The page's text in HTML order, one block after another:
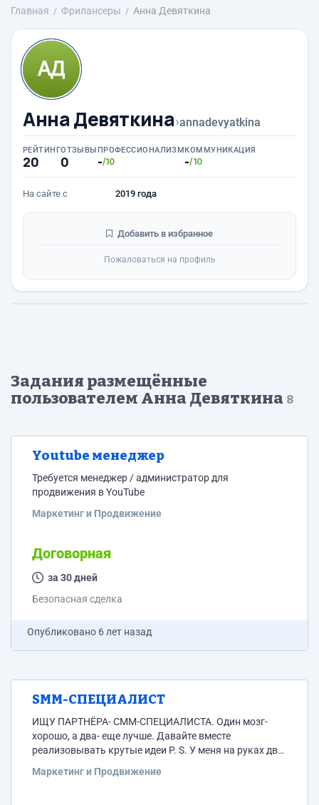
Главная Фрилансеры Анна Девяткина
Анна Девяткина›annadevyatkina
РЕЙТИНГ
20
ОТЗЫВЫ
0
ПРОФЕССИОНАЛИЗМ
-/10
КОММУНИКАЦИЯ
-/10
На сайте с 2019 года
Добавить в избранное
Пожаловаться на профиль
Задания размещённые
пользователем Анна Девяткина 8
Youtube менеджер
Требуется менеджер / администратор для
продвижения в YouTube
Маркетинг и Продвижение
Договорная
за 30 дней
Безопасная сделка
Опубликовано 6 лет назад
SMM-СПЕЦИАЛИСТ
ИЩУ ПАРТНЁРА- СММ-СПЕЦИАЛИСТА. Один мозг-
хорошо, а два- еще лучше. Давайте вместе
реализовывать крутые идеи P. S. У меня на руках два
то да должен быть)
Маркетинг и Продвижение